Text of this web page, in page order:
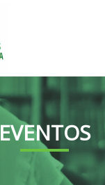
EVENTOS